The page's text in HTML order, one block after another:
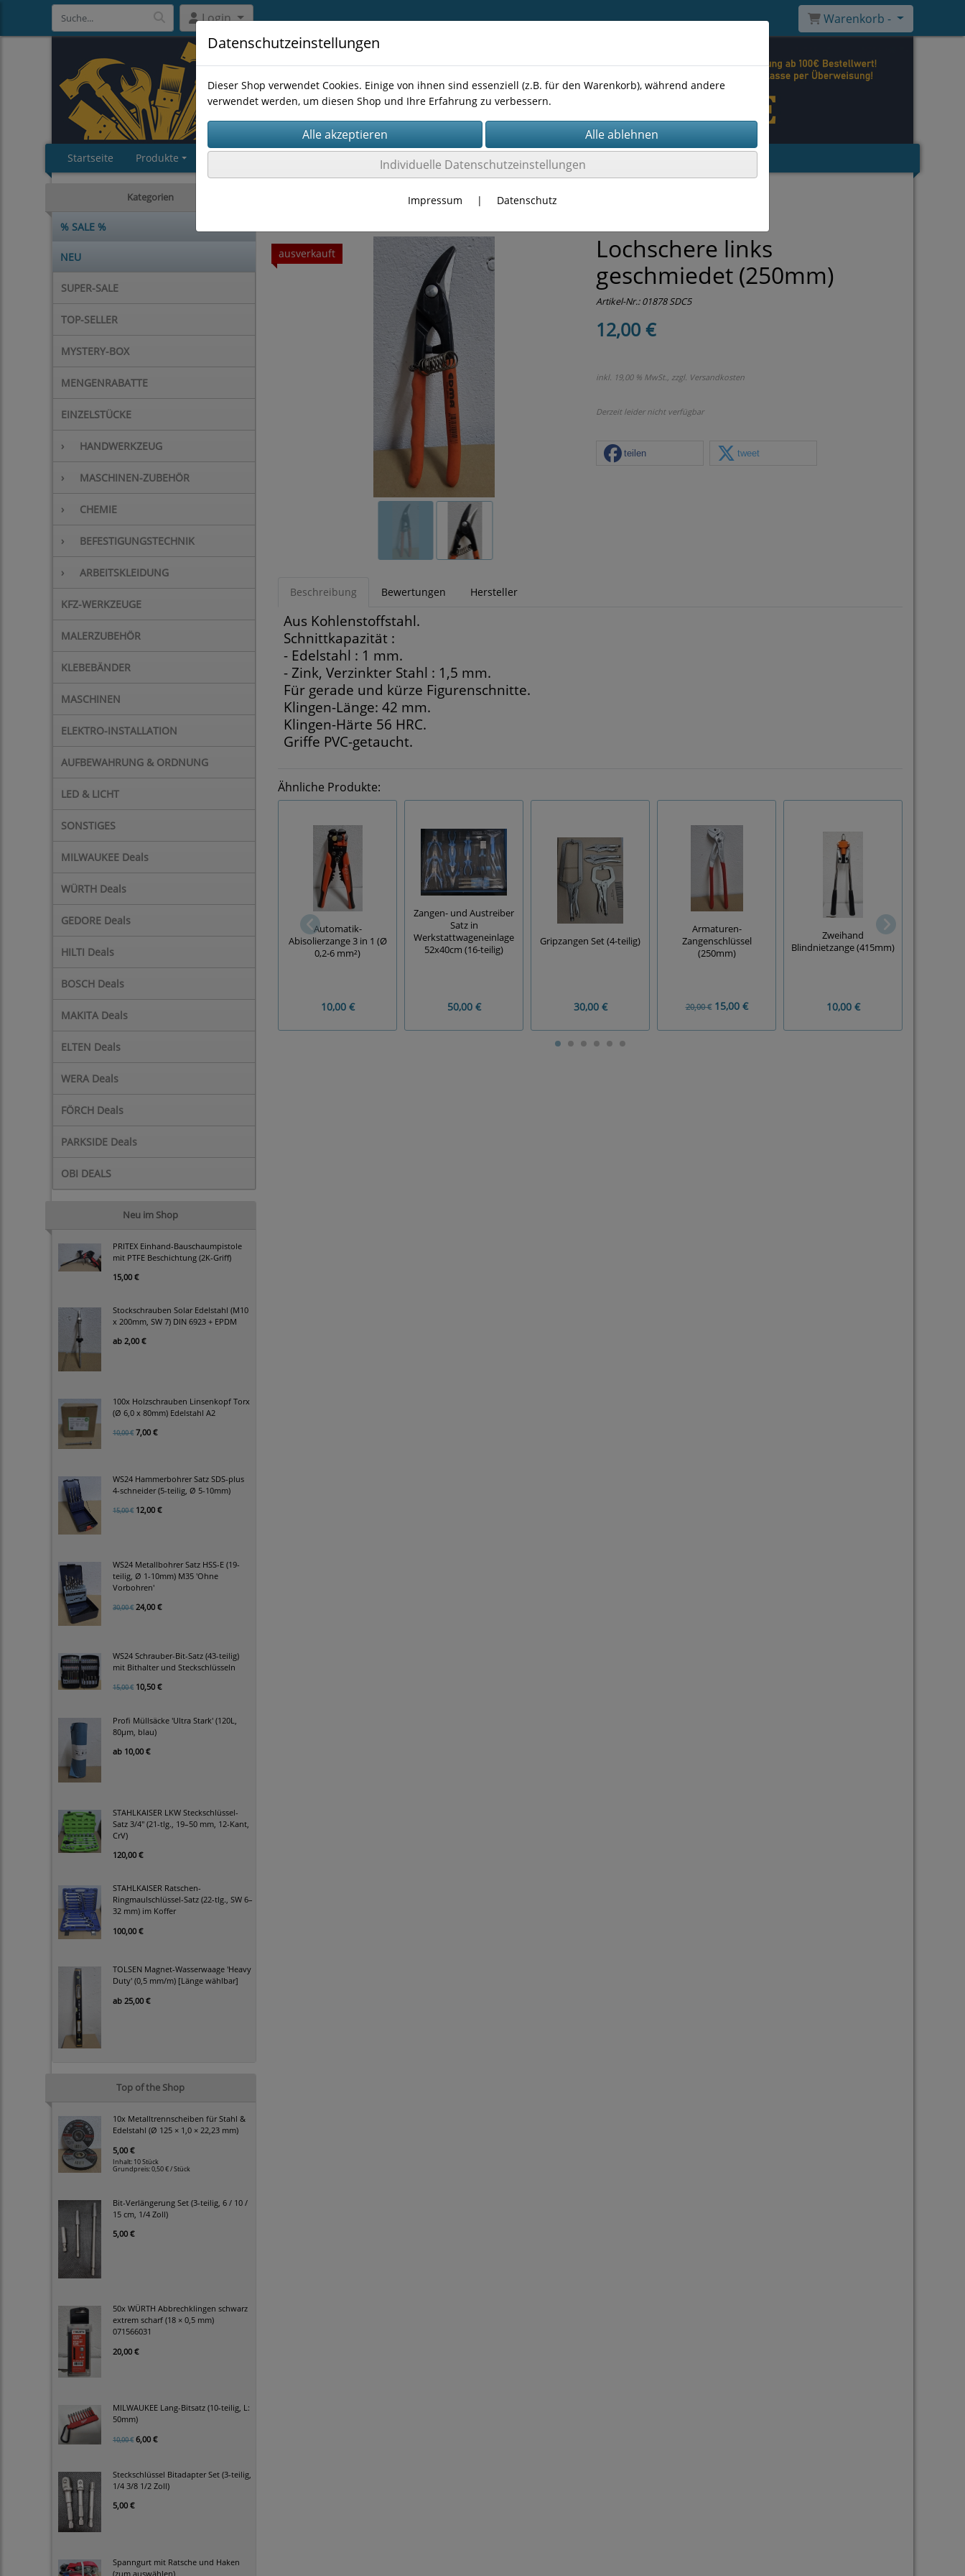
Login Warenkorb -
Startseite Produkte
Kategorien
% SALE %
NEU
SUPER-SALE
TOP-SELLER
MYSTERY-BOX
MENGENRABATTE
EINZELSTÜCKE
› HANDWERKZEUG
› MASCHINEN-ZUBEHÖR
› CHEMIE
› BEFESTIGUNGSTECHNIK
› ARBEITSKLEIDUNG
KFZ-WERKZEUGE
MALERZUBEHÖR
KLEBEBÄNDER
MASCHINEN
ELEKTRO-INSTALLATION
AUFBEWAHRUNG & ORDNUNG
LED & LICHT
SONSTIGES
MILWAUKEE Deals
WÜRTH Deals
GEDORE Deals
HILTI Deals
BOSCH Deals
MAKITA Deals
ELTEN Deals
WERA Deals
FÖRCH Deals
PARKSIDE Deals
OBI DEALS
Neu im Shop
PRITEX Einhand-Bauschaumpistole
mit PTFE Beschichtung (2K-Griff)
15,00 €
Stockschrauben Solar Edelstahl (M10
x 200mm, SW 7) DIN 6923 + EPDM
ab 2,00 €
100x Holzschrauben Linsenkopf Torx
(Ø 6,0 x 80mm) Edelstahl A2
10,00 € 7,00 €
WS24 Hammerbohrer Satz SDS-plus
4-schneider (5-teilig, Ø 5-10mm)
15,00 € 12,00 €
WS24 Metallbohrer Satz HSS-E (19-
teilig, Ø 1-10mm) M35 'Ohne
Vorbohren'
30,00 € 24,00 €
WS24 Schrauber-Bit-Satz (43-teilig)
mit Bithalter und Steckschlüsseln
15,00 € 10,50 €
Profi Müllsäcke 'Ultra Stark' (120L,
80µm, blau)
ab 10,00 €
STAHLKAISER LKW Steckschlüssel-
Satz 3/4" (21-tlg., 19–50 mm, 12-Kant,
CrV)
120,00 €
STAHLKAISER Ratschen-
Ringmaulschlüssel-Satz (22-tlg., SW 6–
32 mm) im Koffer
100,00 €
TOLSEN Magnet-Wasserwaage 'Heavy
Duty' (0,5 mm/m) [Länge wählbar]
ab 25,00 €
Top of the Shop
10x Metalltrennscheiben für Stahl &
Edelstahl (Ø 125 × 1,0 × 22,23 mm)
5,00 €
Inhalt: 10 Stück
Grundpreis:0,50 € / Stück
Bit-Verlängerung Set (3-teilig, 6 / 10 /
15 cm, 1/4 Zoll)
5,00 €
50x WÜRTH Abbrechklingen schwarz
extrem scharf (18 × 0,5 mm)
071566031
20,00 €
MILWAUKEE Lang-Bitsatz (10-teilig, L:
50mm)
10,00 € 6,00 €
Steckschlüssel Bitadapter Set (3-teilig,
1/4 3/8 1/2 Zoll)
5,00 €
Spanngurt mit Ratsche und Haken
(zum auswählen)
ausverkauft
Lochschere links
geschmiedet (250mm)
Artikel-Nr.:01878 SDC5
12,00 €
inkl. 19,00 % MwSt., zzgl. Versandkosten
Derzeit leider nicht verfügbar
teilen tweet
Beschreibung Bewertungen Hersteller
Aus Kohlenstoffstahl.
Schnittkapazität :
- Edelstahl : 1 mm.
- Zink, Verzinkter Stahl : 1,5 mm.
Für gerade und kürze Figurenschnitte.
Klingen-Länge: 42 mm.
Klingen-Härte 56 HRC.
Griffe PVC-getaucht.
Ähnliche Produkte:
Automatik-
Abisolierzange 3 in 1 (Ø
0,2-6 mm²)
10,00 €
Zangen- und Austreiber
Satz in
Werkstattwageneinlage
52x40cm (16-teilig)
50,00 €
Gripzangen Set (4-teilig)
30,00 €
Armaturen-
Zangenschlüssel
(250mm)
20,00 €15,00 €
Zweihand
Blindnietzange (415mm)
10,00 €
Datenschutzeinstellungen
Dieser Shop verwendet Cookies. Einige von ihnen sind essenziell (z.B. für den Warenkorb), während andere
verwendet werden, um diesen Shop und Ihre Erfahrung zu verbessern.
Individuelle Datenschutzeinstellungen
Impressum | Datenschutz